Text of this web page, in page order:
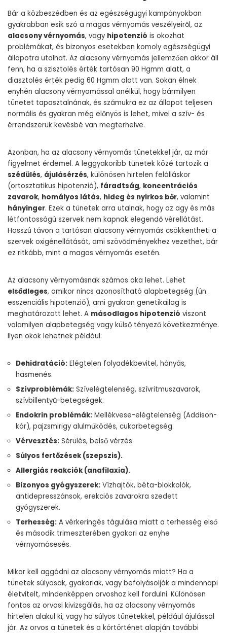
Bár a közbeszédben és az egészségügyi kampányokban
gyakrabban esik szó a magas vérnyomás veszélyeiről, az
alacsony vérnyomás, vagy hipotenzió is okozhat
problémákat, és bizonyos esetekben komoly egészségügyi
állapotra utalhat. Az alacsony vérnyomás jellemzően akkor áll
fenn, ha a szisztolés érték tartósan 90 Hgmm alatt, a
diasztolés érték pedig 60 Hgmm alatt van. Sokan élnek
enyhén alacsony vérnyomással anélkül, hogy bármilyen
tünetet tapasztalnának, és számukra ez az állapot teljesen
normális és gyakran még előnyös is lehet, mivel a szív- és
érrendszerük kevésbé van megterhelve.
Azonban, ha az alacsony vérnyomás tünetekkel jár, az már
figyelmet érdemel. A leggyakoribb tünetek közé tartozik a
szédülés, ájulásérzés, különösen hirtelen felálláskor
(ortosztatikus hipotenzió), fáradtság, koncentrációs
zavarok, homályos látás, hideg és nyirkos bőr, valamint
hányinger. Ezek a tünetek arra utalnak, hogy az agy és más
létfontosságú szervek nem kapnak elegendő vérellátást.
Hosszú távon a tartósan alacsony vérnyomás csökkentheti a
szervek oxigénellátását, ami szövődményekhez vezethet, bár
ez ritkább, mint a magas vérnyomás esetén.
Az alacsony vérnyomásnak számos oka lehet. Lehet
elsődleges, amikor nincs azonosítható alapbetegség (ún.
esszenciális hipotenzió), ami gyakran genetikailag is
meghatározott lehet. A másodlagos hipotenzió viszont
valamilyen alapbetegség vagy külső tényező következménye.
Ilyen okok lehetnek például:
Dehidratáció: Elégtelen folyadékbevitel, hányás,
hasmenés.
Szívproblémák: Szívelégtelenség, szívritmuszavarok,
szívbillentyű-betegségek.
Endokrin problémák: Mellékvese-elégtelenség (Addison-
kór), pajzsmirigy alulműködés, cukorbetegség.
Vérvesztés: Sérülés, belső vérzés.
Súlyos fertőzések (szepszis).
Allergiás reakciók (anafilaxia).
Bizonyos gyógyszerek: Vízhajtók, béta-blokkolók,
antidepresszánsok, erekciós zavarokra szedett
gyógyszerek.
Terhesség: A vérkeringés tágulása miatt a terhesség első
és második trimeszterében gyakori az enyhe
vérnyomásesés.
Mikor kell aggódni az alacsony vérnyomás miatt? Ha a
tünetek súlyosak, gyakoriak, vagy befolyásolják a mindennapi
életvitelt, mindenképpen orvoshoz kell fordulni. Különösen
fontos az orvosi kivizsgálás, ha az alacsony vérnyomás
hirtelen alakul ki, vagy ha súlyos tünetekkel, például ájulással
jár. Az orvos a tünetek és a kórtörténet alapján további